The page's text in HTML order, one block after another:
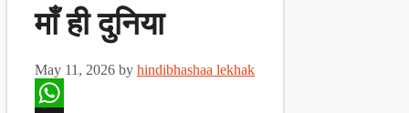
माँ ही दुनिया
May 11, 2026 by hindibhashaa lekhak